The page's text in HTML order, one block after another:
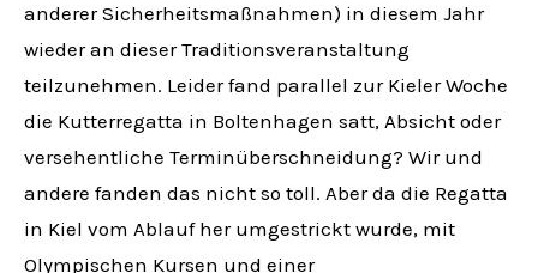
anderer Sicherheitsmaßnahmen) in diesem Jahr
wieder an dieser Traditionsveranstaltung
teilzunehmen. Leider fand parallel zur Kieler Woche
die Kutterregatta in Boltenhagen satt, Absicht oder
versehentliche Terminüberschneidung? Wir und
andere fanden das nicht so toll. Aber da die Regatta
in Kiel vom Ablauf her umgestrickt wurde, mit
Olympischen Kursen und einer